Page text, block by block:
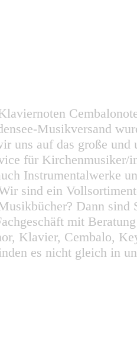
Musikversand
uns auf das große
für
Instrumentalwerke
sind ein
Dann
mit
Klavier, Cembalo,
es nicht gleich in